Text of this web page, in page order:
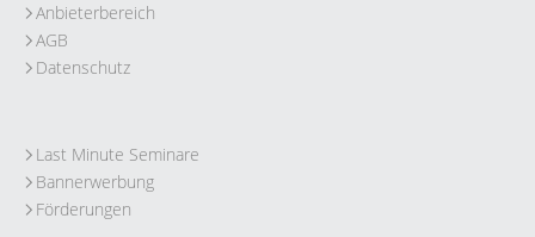
Anbieterbereich
AGB
Datenschutz
Last Minute Seminare
Bannerwerbung
Förderungen